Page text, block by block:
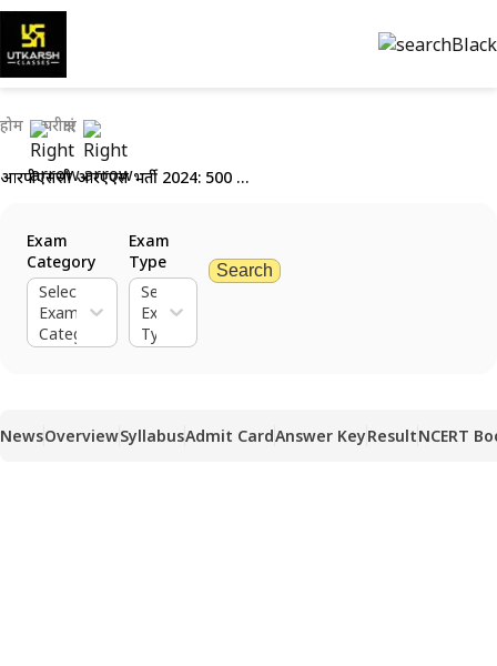
होम परीक्षाएं
आरपीएससी आरएएस भर्ती 2024: 500 रिक्तियों हेतु अधिसूचना जल्द जारी होगी
Exam
Category
Select
Exam
Category
Exam
Type
Select
Exam
Type
Search
NewsOverviewSyllabusAdmit CardAnswer KeyResultNCERT